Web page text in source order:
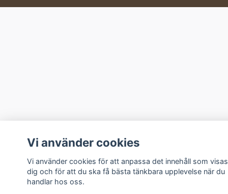
Vi använder cookies
Vi använder cookies för att anpassa det innehåll som
dig och för att du ska få bästa tänkbara upplevelse när du
handlar hos oss.